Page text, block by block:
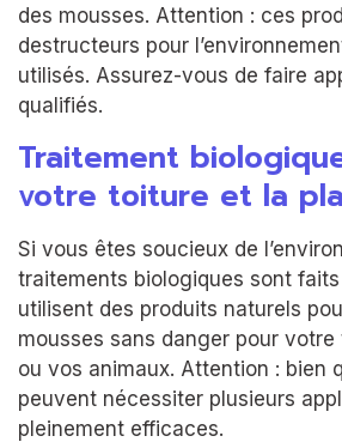
des mousses. Attention : ces
destructeurs pour
utilisés. Assurez-vous de faire
qualifiés.
Traitement
votre toiture et la
Si vous êtes soucieux de
traitements biologiques sont
utilisent des produits naturels
mousses sans danger pour
ou vos animaux. Attention : bien
peuvent nécessiter plusieurs
pleinement efficaces.